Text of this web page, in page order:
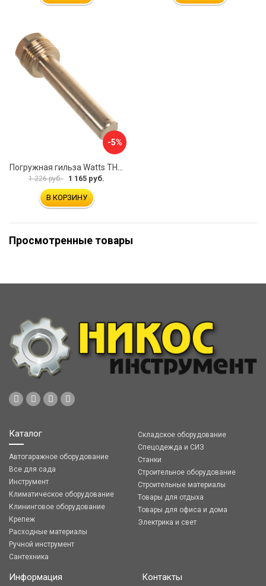
-5%
1 226 руб. 1 165 руб.
В КОРЗИНУ
Просмотренные товары
Каталог
Автогаражное оборудование
Все для сада
Инструмент
Климатическое оборудование
Клининговое оборудование
Крепеж
Расходные материалы
Ручной инструмент
Сантехника
Складское оборудование
Спецодежда и СИЗ
Станки
Строительное оборудование
Строительные материалы
Товары для отдыха
Товары для офиса и дома
Электрика и свет
Информация Контакты